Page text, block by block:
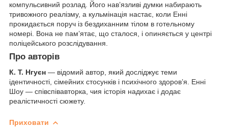
компульсивний розлад. Його нав’язливі думки набирають
тривожного реалізму, а кульмінація настає, коли Енні
прокидається поруч із бездиханним тілом в готельному
номері. Вона не пам’ятає, що сталося, і опиняється у центрі
поліцейського розслідування.
Про авторів
К. Т. Нгуєн — відомий автор, який досліджує теми
ідентичності, сімейних стосунків і психічного здоров’я. Енні
Шоу — співспівавторка, чия історія надихає і додає
реалістичності сюжету.
Приховати